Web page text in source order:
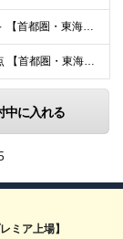
■研修期間1～6ヶ月／19ヶ月～ 【首都圏・東海・関西】 月給29万2千円～ (固定給25万円+定額歩合給4万2千円、固定残業手当月約58時間分9万2700円含む) 【その他】 月給27万1千円～
首都圏を中心とした各地の拠点 【首都圏・東海・関西】 東京、千葉、埼玉、神奈川、茨城、愛知、三重、岐阜、静岡、大阪、京都、奈良、滋賀、兵庫 【その他】 栃木、群馬、北海道、宮城、新潟、岡山、広島、
中に入れる
ミア上場】